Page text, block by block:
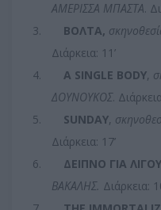
ΑΜΕΡΙΣΣΑ ΜΠΑΣΤΑ.
3.
ΒΟΛΤΑ,
Διάρκεια: 11’
4.
A SINGLE BODY,
ΔΟΥΝΟΥΚΟΣ.
5.
SUNDAY,
Διάρκεια: 17’
6.
ΔΕΙΠΝΟ ΓΙΑ
ΒΑΚΑΛΗΣ. Διάρκεια: